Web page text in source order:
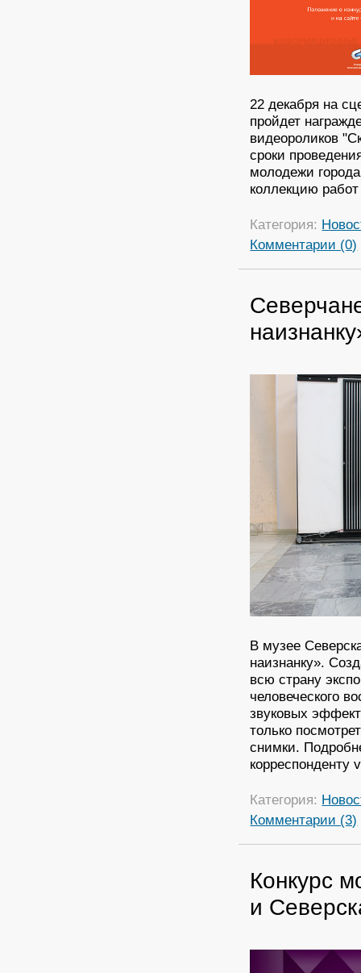
22 декабря на
пройдет
видеороликов
сроки
молодежи
коллекцию
Категория:
Комментарии (0)
В музее
наизнанку».
всю страну
человеческого
звуковых
только
снимки.
корреспонденту
Категория:
Комментарии (3)
Конкурс
и